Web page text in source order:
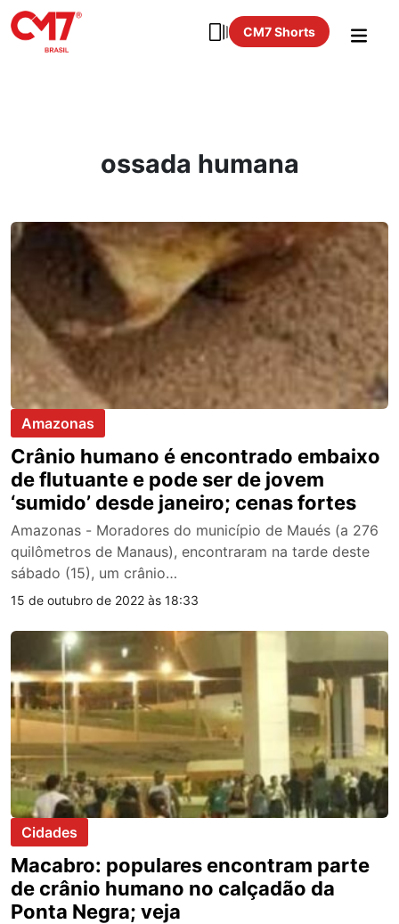
CM7 Shorts
ossada humana
Amazonas
Crânio humano é encontrado embaixo
de flutuante e pode ser de jovem
‘sumido’ desde janeiro; cenas fortes
Amazonas - Moradores do município de Maués (a 276
quilômetros de Manaus), encontraram na tarde deste
sábado (15), um crânio…
15 de outubro de 2022 às 18:33
Cidades
Macabro: populares encontram parte
de crânio humano no calçadão da
Ponta Negra; veja